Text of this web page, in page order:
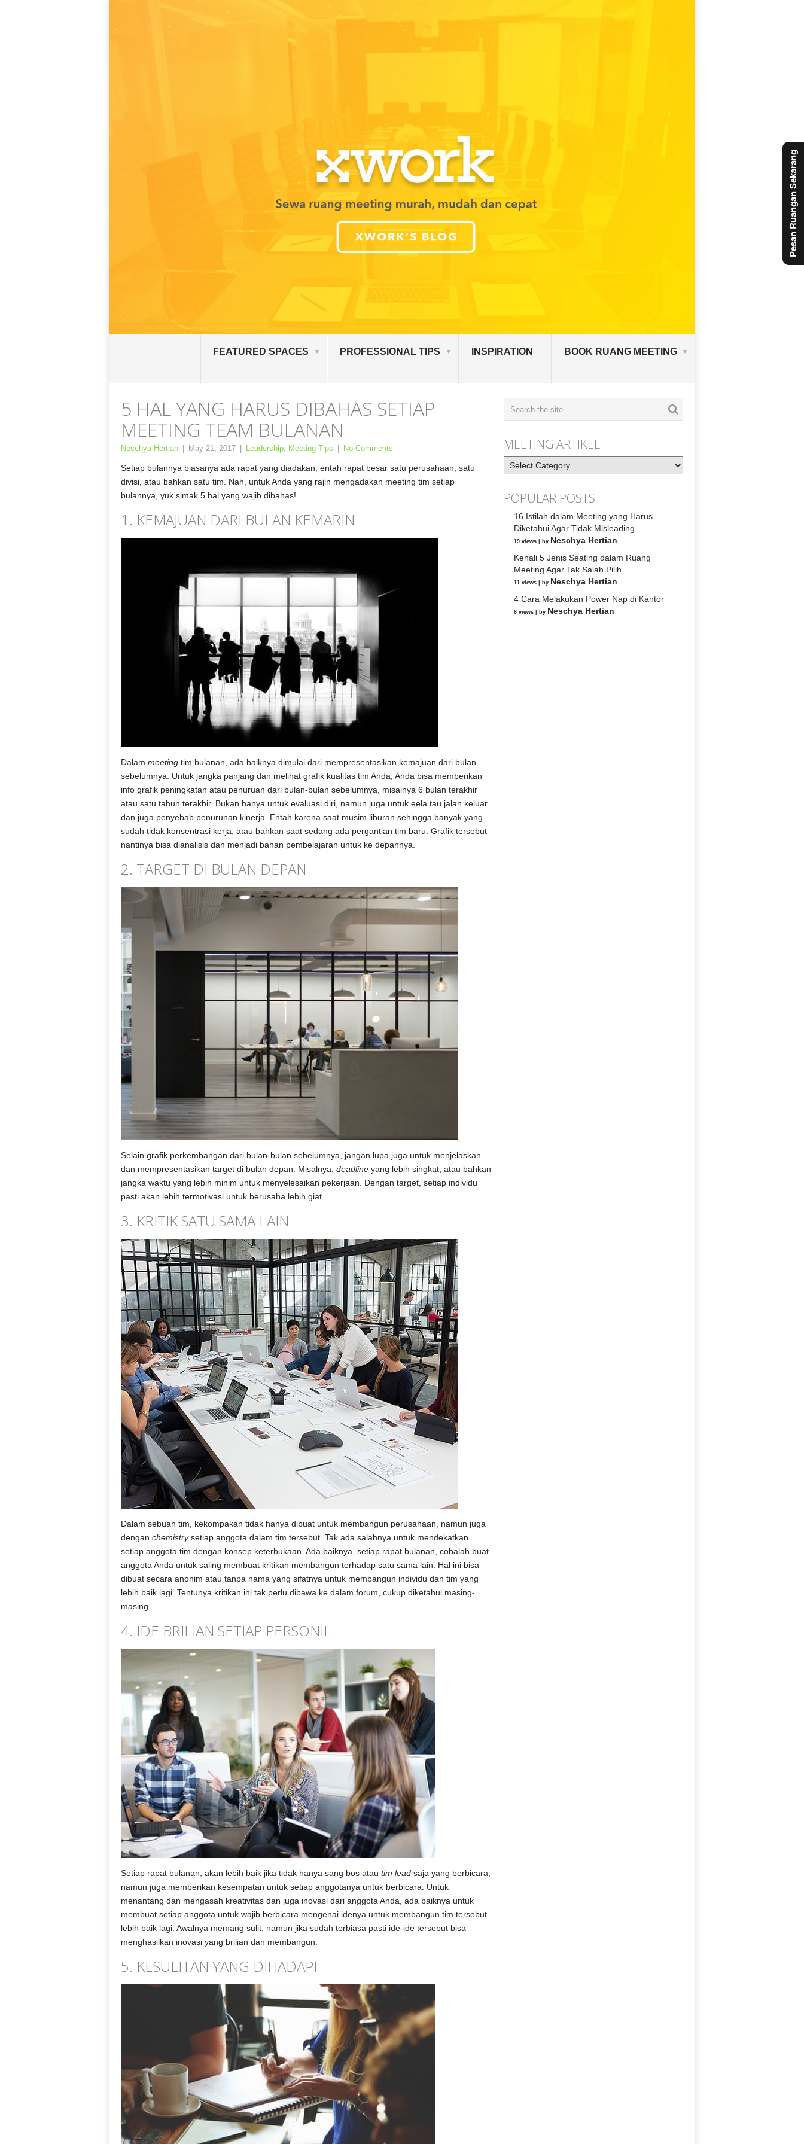
FEATURED SPACES PROFESSIONAL TIPS INSPIRATION BOOK RUANG MEETING
5 HAL YANG HARUS DIBAHAS SETIAP
MEETING TEAM BULANAN
Neschya Hertian May 21, 2017 Leadership, Meeting Tips No Comments
Setiap bulannya biasanya ada rapat yang diadakan, entah rapat besar satu perusahaan, satu
divisi, atau bahkan satu tim. Nah, untuk Anda yang rajin mengadakan meeting tim setiap
bulannya, yuk simak 5 hal yang wajib dibahas!
1. KEMAJUAN DARI BULAN KEMARIN
Dalam meeting tim bulanan, ada baiknya dimulai dari mempresentasikan kemajuan dari bulan
sebelumnya. Untuk jangka panjang dan melihat grafik kualitas tim Anda, Anda bisa memberikan
info grafik peningkatan atau penuruan dari bulan-bulan sebelumnya, misalnya 6 bulan terakhir
atau satu tahun terakhir. Bukan hanya untuk evaluasi diri, namun juga untuk eela tau jalan keluar
dan juga penyebab penurunan kinerja. Entah karena saat musim liburan sehingga banyak yang
sudah tidak konsentrasi kerja, atau bahkan saat sedang ada pergantian tim baru. Grafik tersebut
nantinya bisa dianalisis dan menjadi bahan pembelajaran untuk ke depannya.
2. TARGET DI BULAN DEPAN
Selain grafik perkembangan dari bulan-bulan sebelumnya, jangan lupa juga untuk menjelaskan
dan mempresentasikan target di bulan depan. Misalnya, deadline yang lebih singkat, atau bahkan
jangka waktu yang lebih minim untuk menyelesaikan pekerjaan. Dengan target, setiap individu
pasti akan lebih termotivasi untuk berusaha lebih giat.
3. KRITIK SATU SAMA LAIN
Dalam sebuah tim, kekompakan tidak hanya dibuat untuk membangun perusahaan, namun juga
dengan chemistrysetiap anggota dalam tim tersebut. Tak ada salahnya untuk mendekatkan
setiap anggota tim dengan konsep keterbukaan. Ada baiknya, setiap rapat bulanan, cobalah buat
anggota Anda untuk saling membuat kritikan membangun terhadap satu sama lain. Hal ini bisa
dibuat secara anonim atau tanpa nama yang sifatnya untuk membangun individu dan tim yang
lebih baik lagi. Tentunya kritikan ini tak perlu dibawa ke dalam forum, cukup diketahui masing-
masing.
4. IDE BRILIAN SETIAP PERSONIL
Setiap rapat bulanan, akan lebih baik jika tidak hanya sang bos atau tim lead saja yang berbicara,
namun juga memberikan kesempatan untuk setiap anggotanya untuk berbicara. Untuk
menantang dan mengasah kreativitas dan juga inovasi dari anggota Anda, ada baiknya untuk
membuat setiap anggota untuk wajib berbicara mengenai idenya untuk membangun tim tersebut
lebih baik lagi. Awalnya memang sulit, namun jika sudah terbiasa pasti ide-ide tersebut bisa
menghasilkan inovasi yang brilian dan membangun.
5. KESULITAN YANG DIHADAPI
MEETING ARTIKEL
Meeting
Artikel
POPULAR POSTS
16 Istilah dalam Meeting yang Harus
Diketahui Agar Tidak Misleading
19 views by Neschya Hertian
Kenali 5 Jenis Seating dalam Ruang
Meeting Agar Tak Salah Pilih
11 views by Neschya Hertian
4 Cara Melakukan Power Nap di Kantor
6 views by Neschya Hertian
Pesan Ruangan Sekarang